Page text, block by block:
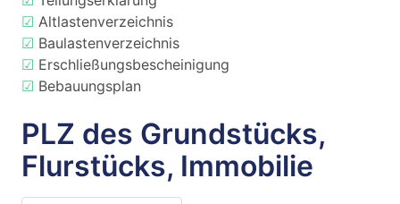
☑ Altlastenverzeichnis
☑ Baulastenverzeichnis
☑ Erschließungsbescheinigung
☑ Bebauungsplan
PLZ des Grundstücks,
Flurstücks, Immobilie